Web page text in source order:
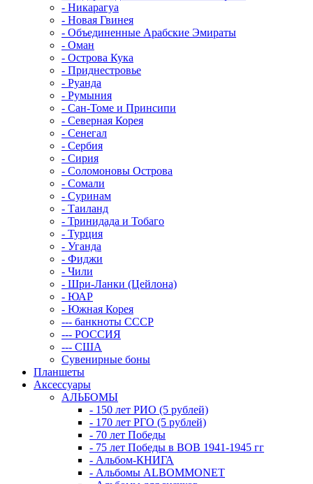
- Никарагуа
- Новая Гвинея
- Объединенные Арабские Эмираты
- Оман
- Острова Кука
- Приднестровье
- Руанда
- Румыния
- Сан-Томе и Принсипи
- Северная Корея
- Сенегал
- Сербия
- Сирия
- Соломоновы Острова
- Сомали
- Суринам
- Таиланд
- Тринидада и Тобаго
- Турция
- Уганда
- Фиджи
- Чили
- Шри-Ланки (Цейлона)
- ЮАР
- Южная Корея
--- банкноты СССР
--- РОССИЯ
--- США
Сувенирные боны
Планшеты
Аксессуары
АЛЬБОМЫ
- 150 лет РИО (5 рублей)
- 170 лет РГО (5 рублей)
- 70 лет Победы
- 75 лет Победы в ВОВ 1941-1945 гг
- Альбом-КНИГА
- Альбомы ALBOMMONET